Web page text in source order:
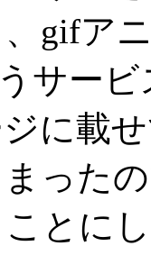
gifア
サー
に載
った
とに